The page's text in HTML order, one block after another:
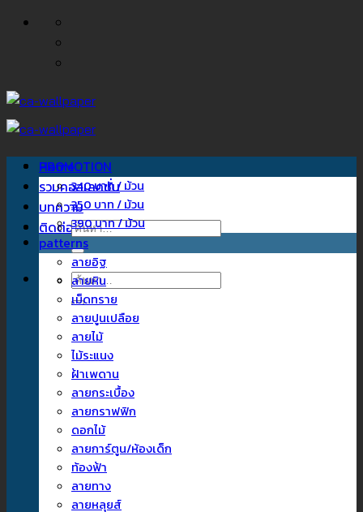
ข้าม
Home
รวมคอลเลคชั่น
บทความ
ติดต่อเรา
ค้นหา:
ค้นหา:
PROMOTION
340 บาท / ม้วน
350 บาท / ม้วน
390 บาท / ม้วน
patterns
ลายอิฐ
ลายหิน
เม็ดทราย
ลายปูนเปลือย
ลายไม้
ไม้ระแนง
ฝ้าเพดาน
ลายกระเบื้อง
ลายกราฟฟิก
ดอกไม้
ลายการ์ตูน/ห้องเด็ก
ท้องฟ้า
ลายทาง
ลายหลุยส์